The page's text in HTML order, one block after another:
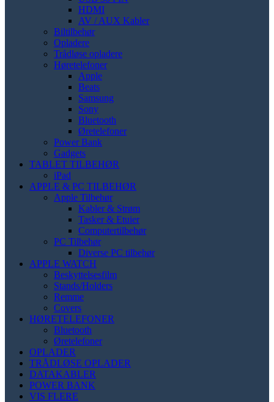
HDMI
AV / AUX Kabler
Biltilbehør
Opladere
Trådløse opladere
Høretelefoner
Apple
Beats
Samsung
Sony
Bluetooth
Øretelefoner
Power Bank
Gadgets
TABLET TILBEHØR
iPad
APPLE & PC TILBEHØR
Apple Tilbehør
Kabler & Strøm
Tasker & Etuier
Computertilbehør
PC Tilbehør
Diverse PC tilbehør
APPLE WATCH
Beskyttelsesfilm
Stands/Holders
Remme
Covers
HØRETELEFONER
Bluetooth
Øretelefoner
OPLADER
TRÅDLØSE OPLADER
DATAKABLER
POWER BANK
VIS FLERE